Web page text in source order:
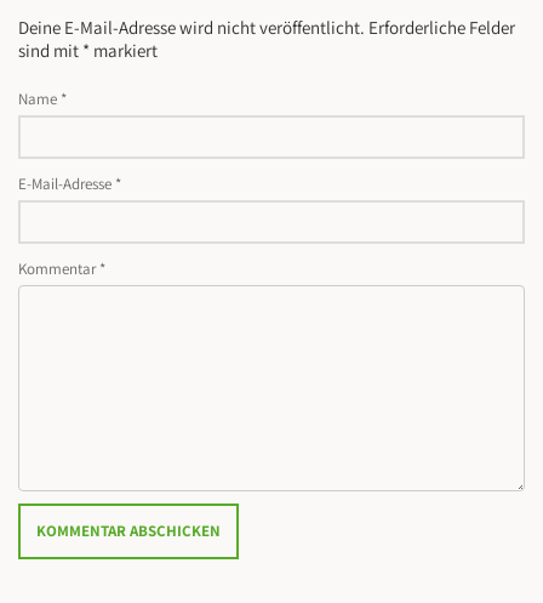
Deine E-Mail-Adresse wird nicht veröffentlicht. Erforderliche Felder
sind mit * markiert
Name *
E-Mail-Adresse *
Kommentar*